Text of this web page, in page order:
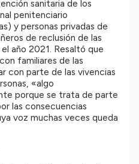
sanitaria de los
penitenciario
y personas privadas de
de reclusión de las
año 2021. Resaltó que
familiares de las
con parte de las vivencias
«algo
porque se trata de parte
las consecuencias
voz muchas veces queda